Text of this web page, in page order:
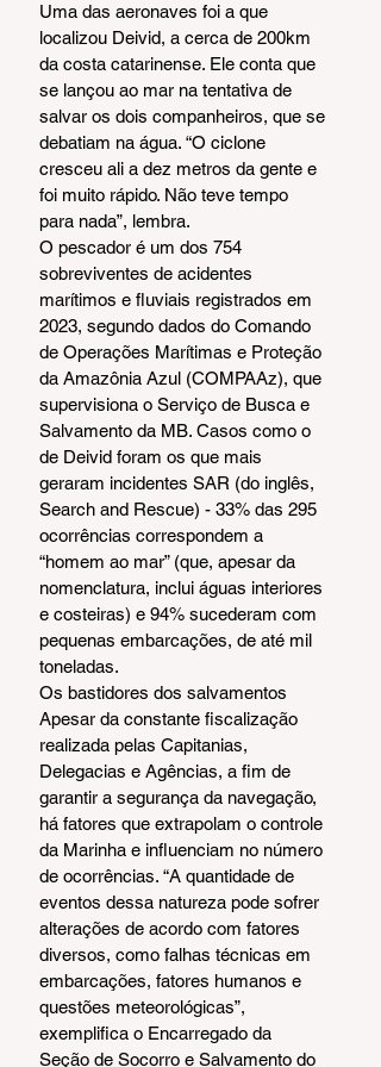
Uma das aeronaves foi a que
localizou Deivid, a cerca de 200km
da costa catarinense. Ele conta que
se lançou ao mar na tentativa de
salvar os dois companheiros, que se
debatiam na água. “O ciclone
cresceu ali a dez metros da gente e
foi muito rápido. Não teve tempo
para nada”, lembra.
O pescador é um dos 754
sobreviventes de acidentes
marítimos e fluviais registrados em
2023, segundo dados do Comando
de Operações Marítimas e Proteção
da Amazônia Azul (COMPAAz), que
supervisiona o Serviço de Busca e
Salvamento da MB. Casos como o
de Deivid foram os que mais
geraram incidentes SAR (do inglês,
Search and Rescue) - 33% das 295
ocorrências correspondem a
“homem ao mar” (que, apesar da
nomenclatura, inclui águas interiores
e costeiras) e 94% sucederam com
pequenas embarcações, de até mil
toneladas.
Os bastidores dos salvamentos
Apesar da constante fiscalização
realizada pelas Capitanias,
Delegacias e Agências, a fim de
garantir a segurança da navegação,
há fatores que extrapolam o controle
da Marinha e influenciam no número
de ocorrências. “A quantidade de
eventos dessa natureza pode sofrer
alterações de acordo com fatores
diversos, como falhas técnicas em
embarcações, fatores humanos e
questões meteorológicas”,
exemplifica o Encarregado da
Seção de Socorro e Salvamento do